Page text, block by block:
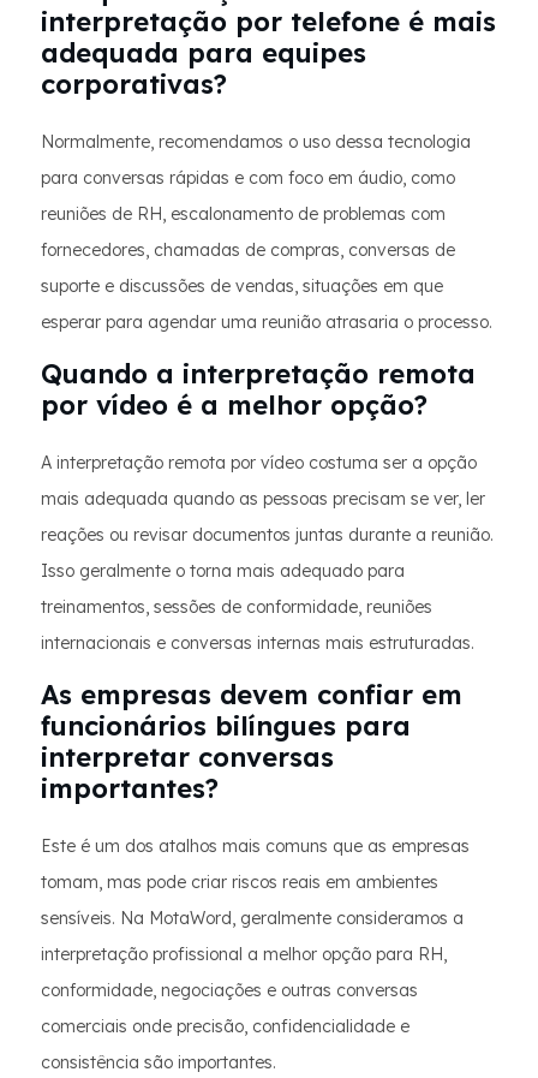
interpretação por telefone é mais
adequada para equipes
corporativas?
Normalmente, recomendamos o uso dessa tecnologia
para conversas rápidas e com foco em áudio, como
reuniões de RH, escalonamento de problemas com
fornecedores, chamadas de compras, conversas de
suporte e discussões de vendas, situações em que
esperar para agendar uma reunião atrasaria o processo.
Quando a interpretação remota
por vídeo é a melhor opção?
A interpretação remota por vídeo costuma ser a opção
mais adequada quando as pessoas precisam se ver, ler
reações ou revisar documentos juntas durante a reunião.
Isso geralmente o torna mais adequado para
treinamentos, sessões de conformidade, reuniões
internacionais e conversas internas mais estruturadas.
As empresas devem confiar em
funcionários bilíngues para
interpretar conversas
importantes?
Este é um dos atalhos mais comuns que as empresas
tomam, mas pode criar riscos reais em ambientes
sensíveis. Na MotaWord, geralmente consideramos a
interpretação profissional a melhor opção para RH,
conformidade, negociações e outras conversas
comerciais onde precisão, confidencialidade e
consistência são importantes.